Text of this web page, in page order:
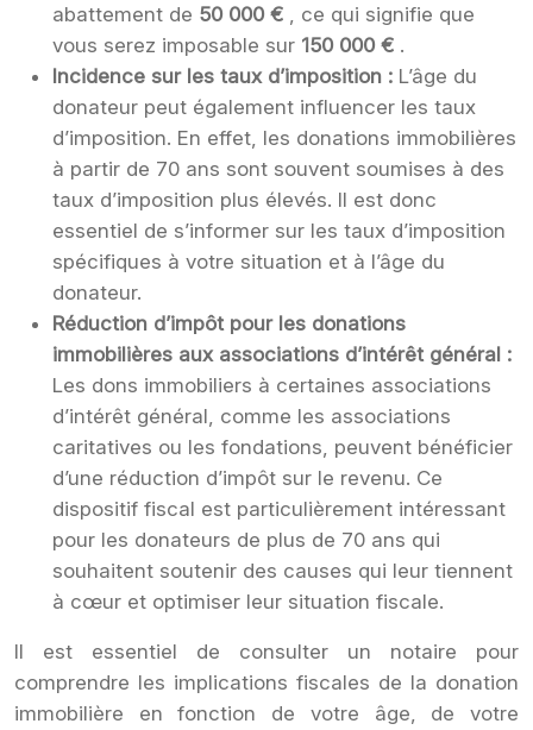
abattement de 50 000 €
, ce qui signifie que
vous serez imposable sur 150 000 € .
Incidence sur les taux d’imposition : L’âge du
donateur peut également influencer les taux
d’imposition. En effet, les donations immobilières
à partir de 70 ans sont souvent soumises à des
taux d’imposition plus élevés. Il est donc
essentiel de s’informer sur les taux d’imposition
spécifiques à votre situation et à l’âge du
donateur.
Réduction d’impôt pour les donations
immobilières aux associations d’intérêt général :
Les dons immobiliers à certaines associations
d’intérêt général, comme les associations
caritatives ou les fondations, peuvent bénéficier
d’une réduction d’impôt sur le revenu. Ce
dispositif fiscal est particulièrement intéressant
pour les donateurs de plus de 70 ans qui
souhaitent soutenir des causes qui leur tiennent
à cœur et optimiser leur situation fiscale.
Il est essentiel de consulter un notaire pour
comprendre les implications fiscales de la donation
immobilière en fonction de votre âge, de votre